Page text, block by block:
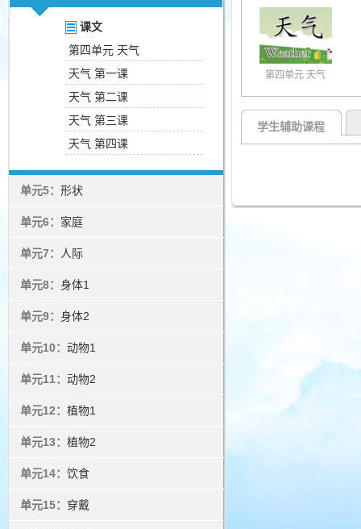
课文
第四单元 天气
天气 第一课
天气 第二课
天气 第三课
天气 第四课
单元5： 形状
单元6： 家庭
单元7： 人际
单元8： 身体1
单元9： 身体2
单元10： 动物1
单元11： 动物2
单元12： 植物1
单元13： 植物2
单元14： 饮食
单元15： 穿戴
第四单元 天气
学生辅助课程